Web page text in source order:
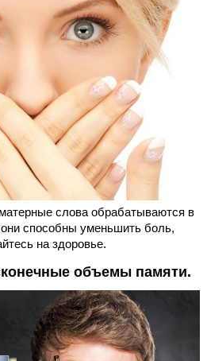
слова обрабатываются в
способны уменьшить боль,
на здоровье.
объемы памяти.